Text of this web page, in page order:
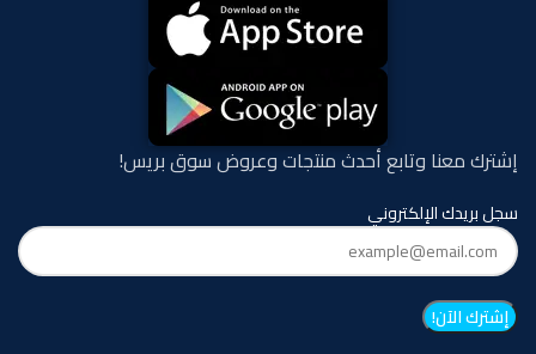
إشترك معنا وتابع أحدث منتجات وعروض سوق بريس!
سجل بريدك الإلكتروني